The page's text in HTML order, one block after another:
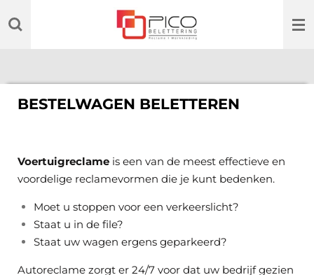
Ga
direct
hoofdinhoud
BESTELWAGEN BELETTEREN
Voertuigreclame is een van de meest effectieve en
voordelige reclamevormen die je kunt bedenken.
Moet u stoppen voor een verkeerslicht?
Staat u in de file?
Staat uw wagen ergens geparkeerd?
Autoreclame zorgt er 24/7 voor dat uw bedrijf gezien